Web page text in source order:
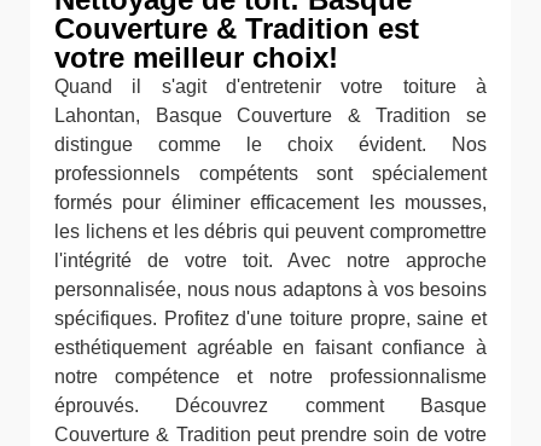
Couverture & Tradition est
votre meilleur choix!
Quand il s'agit d'entretenir votre toiture à
Lahontan, Basque Couverture & Tradition se
distingue comme le choix évident. Nos
professionnels compétents sont spécialement
formés pour éliminer efficacement les mousses,
les lichens et les débris qui peuvent compromettre
l'intégrité de votre toit. Avec notre approche
personnalisée, nous nous adaptons à vos besoins
spécifiques. Profitez d'une toiture propre, saine et
esthétiquement agréable en faisant confiance à
notre compétence et notre professionnalisme
éprouvés. Découvrez comment Basque
Couverture & Tradition peut prendre soin de votre